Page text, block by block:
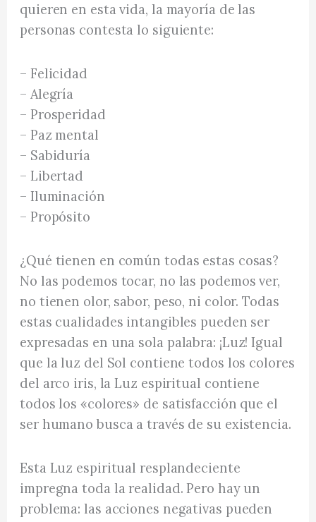
quieren en esta vida, la mayoría de las
personas contesta lo siguiente:
– Felicidad
– Alegría
– Prosperidad
– Paz mental
– Sabiduría
– Libertad
– Iluminación
– Propósito
¿Qué tienen en común todas estas cosas?
No las podemos tocar, no las podemos ver,
no tienen olor, sabor, peso, ni color. Todas
estas cualidades intangibles pueden ser
expresadas en una sola palabra: ¡Luz! Igual
que la luz del Sol contiene todos los colores
del arco iris, la Luz espiritual contiene
todos los «colores» de satisfacción que el
ser humano busca a través de su existencia.
Esta Luz espiritual resplandeciente
impregna toda la realidad. Pero hay un
problema: las acciones negativas pueden